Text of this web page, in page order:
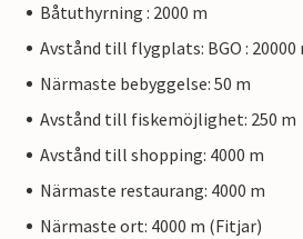
Båtuthyrning : 2000 m
Avstånd till flygplats: BGO : 20000
Närmaste bebyggelse: 50 m
Avstånd till fiskemöjlighet: 250 m
Avstånd till shopping: 4000 m
Närmaste restaurang: 4000 m
Närmaste ort: 4000 m (Fitjar)